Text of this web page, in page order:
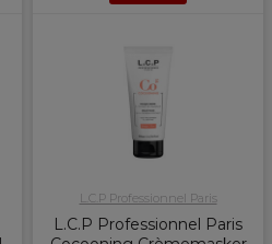
L.C.P Professionnel Paris
L.C.P Professionnel Paris